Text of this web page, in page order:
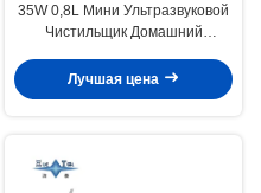
35W 0,8L Мини Ультразвуковой
Чистильщик Домашний
Чистота Ювелирные Очки Часы
Лучшая цена